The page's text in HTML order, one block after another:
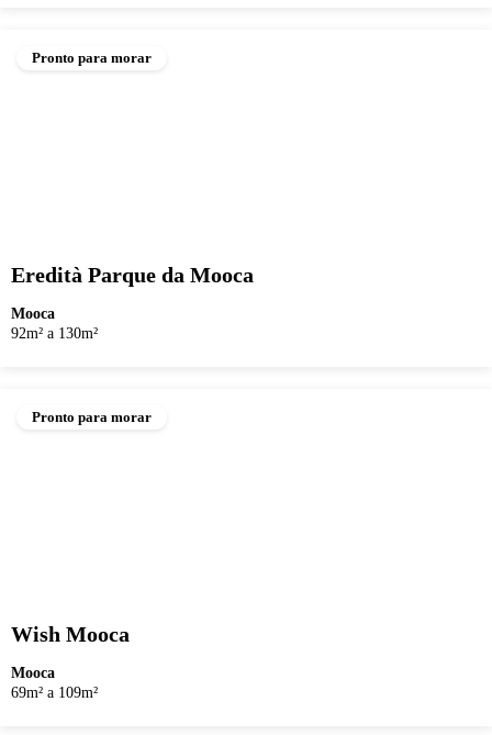
Pronto para morar
Eredità Parque da Mooca
Mooca
92m² a 130m²
Pronto para morar
Wish Mooca
Mooca
69m² a 109m²